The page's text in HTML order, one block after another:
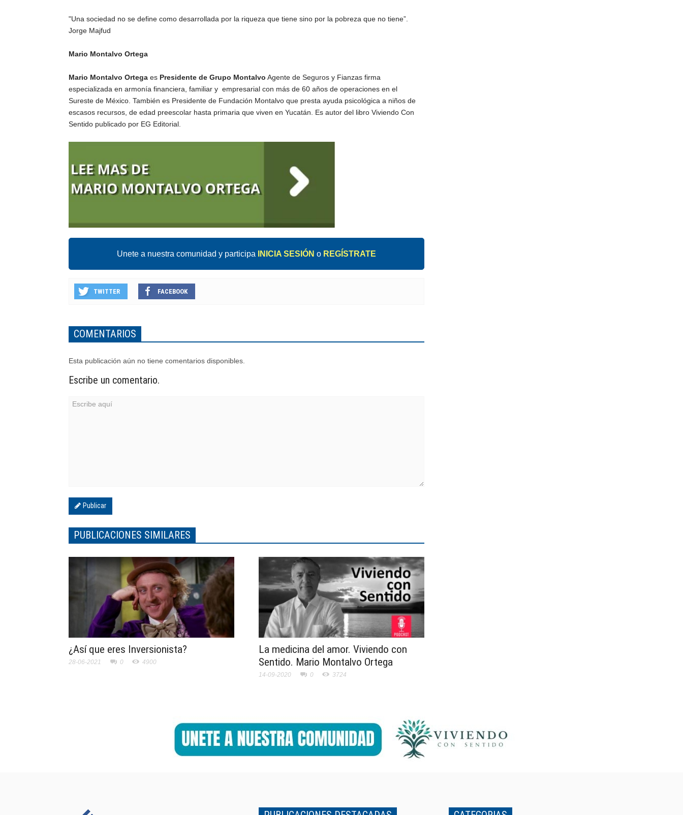
"Una sociedad no se define como desarrollada por la riqueza que tiene sino por la pobreza que no tiene”.
Jorge Majfud
Mario Montalvo Ortega
Mario Montalvo Ortega es Presidente de Grupo Montalvo Agente de Seguros y Fianzas firma
especializada en armonía financiera, familiar y empresarial con más de 60 años de operaciones en el
Sureste de México. También es Presidente de Fundación Montalvo que presta ayuda psicológica a niños de
escasos recursos, de edad preescolar hasta primaria que viven en Yucatán. Es autor del libro Viviendo Con
Sentido publicado por EG Editorial.
Unete a nuestra comunidad y participa INICIA SESIÓN o REGÍSTRATE
TWITTER FACEBOOK
COMENTARIOS
Esta publicación aún no tiene comentarios disponibles.
Escribe un comentario.
Publicar
PUBLICACIONES SIMILARES
¿Así que eres Inversionista?
28-06-2021 0 4900
La medicina del amor. Viviendo con
Sentido. Mario Montalvo Ortega
14-09-2020 0 3724